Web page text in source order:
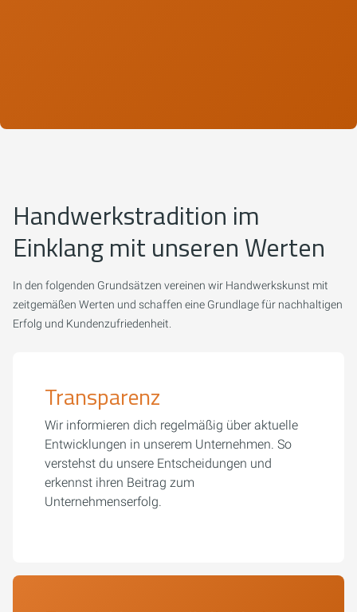
Handwerkstradition im
Einklang mit unseren Werten
In den folgenden Grundsätzen vereinen wir Handwerkskunst mit
zeitgemäßen Werten und schaffen eine Grundlage für nachhaltigen
Erfolg und Kundenzufriedenheit.
Transparenz
Wir informieren dich regelmäßig über aktuelle
Entwicklungen in unserem Unternehmen. So
verstehst du unsere Entscheidungen und
erkennst ihren Beitrag zum
Unternehmenserfolg.